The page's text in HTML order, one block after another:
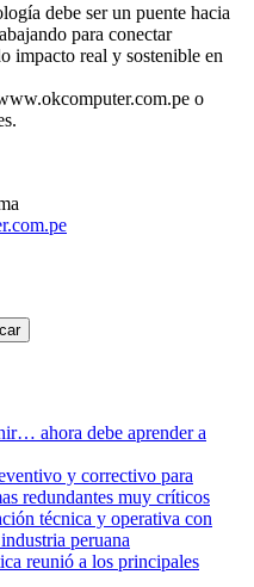
debe ser un puente hacia
para conectar
impacto real y sostenible en
o
ahora debe aprender a
y correctivo para
redundantes muy críticos
técnica y operativa con
peruana
reunió a los principales